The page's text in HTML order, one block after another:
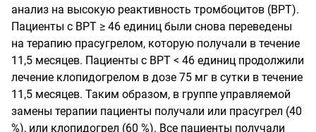
анализ на высокую реактивность тромбоцитов (ВРТ).
Пациенты с ВРТ ≥ 46 единиц были снова переведены
на терапию прасугрелом, которую получали в течение
11,5 месяцев. Пациенты с ВРТ < 46 единиц продолжили
лечение клопидогрелом в дозе 75 мг в сутки в течение
11,5 месяцев. Таким образом, в группе управляемой
замены терапии пациенты получали или прасугрел (40
%), или клопидогрел (60 %). Все пациенты получали